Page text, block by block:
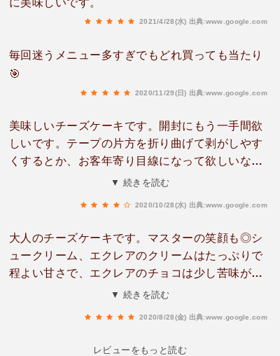
に美味しいです。
2021/4/28(水) 出典:www.google.com
毎回迷うメニュー多すぎでもどれ買っても当たり
🎯
2020/11/29(日) 出典:www.google.com
美味しいチーズケーキです。開封にもう一手間欲
しいです。テープの片方を折り曲げて剥がしやす
くするとか、お客年寄り目線になって欲しいな。
接客も背中じゃなくして欲しい。オラ投稿の卑劣
▼ 続きを読む
2020/10/28(水) 出典:www.google.com
大人のチーズケーキです。マスターの笑顔も◎シ
ュークリーム、エクレアのクリームはたっぷりで
程よい甘さで、エクレアのチョコは少し苦味があ
っていい感じにヤバいです。シュークリームu002
勿論、チーズケーキです。コストパフォーマンス
▼ 続きを読む
2020/8/28(金) 出典:www.google.com
レビューをもっと読む